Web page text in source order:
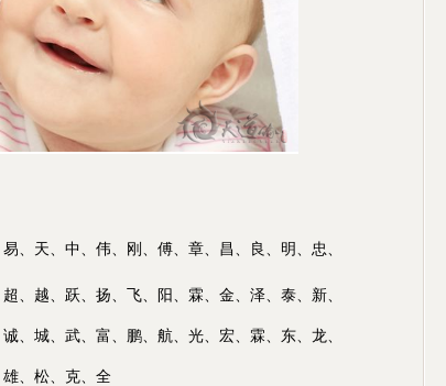
、天、中、伟、刚、傅、章、昌、良、明、 忠、
、越、 跃、扬、飞、阳、霖、金、泽、泰、 新、
、城、武、富、鹏、航、光、宏、霖、 东、 龙、
、松、克、全